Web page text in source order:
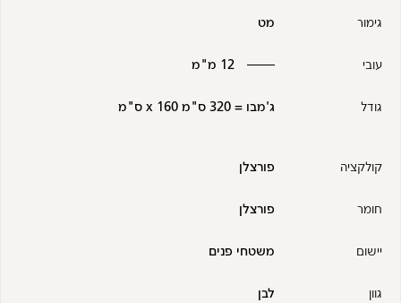
גימור מט
עובי 12 מ"מ
גודל ג'מבו = 320 ס"מ x 160 ס"מ
קולקציה פורצלן
חומר פורצלן
יישום משטחי פנים
גוון לבן